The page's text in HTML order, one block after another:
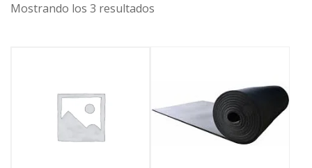
Mostrando los 3 resultados